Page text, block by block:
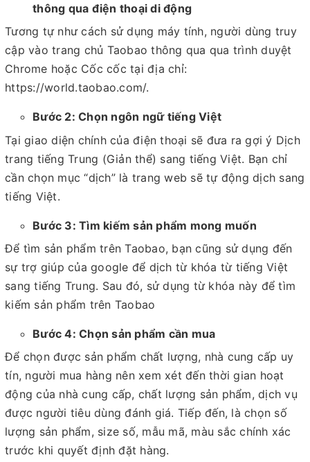
thông qua điện thoại di động
Tương tự như cách sử dụng máy tính, người dùng truy
cập vào trang chủ Taobao thông qua qua trình duyệt
Chrome hoặc Cốc cốc tại địa chỉ:
https://world.taobao.com/.
Bước 2: Chọn ngôn ngữ tiếng Việt
Tại giao diện chính của điện thoại sẽ đưa ra gợi ý Dịch
trang tiếng Trung (Giản thể) sang tiếng Việt. Bạn chỉ
cần chọn mục “dịch” là trang web sẽ tự động dịch sang
tiếng Việt.
Bước 3: Tìm kiếm sản phẩm mong muốn
Để tìm sản phẩm trên Taobao, bạn cũng sử dụng đến
sự trợ giúp của google để dịch từ khóa từ tiếng Việt
sang tiếng Trung. Sau đó, sử dụng từ khóa này để tìm
kiếm sản phẩm trên Taobao
Bước 4: Chọn sản phẩm cần mua
Để chọn được sản phẩm chất lượng, nhà cung cấp uy
tín, người mua hàng nên xem xét đến thời gian hoạt
động của nhà cung cấp, chất lượng sản phẩm, dịch vụ
được người tiêu dùng đánh giá. Tiếp đến, là chọn số
lượng sản phẩm, size số, mẫu mã, màu sắc chính xác
trước khi quyết định đặt hàng.